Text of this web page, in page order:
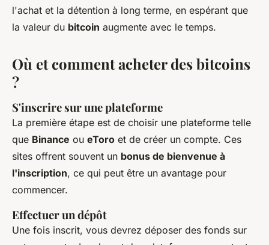
l'achat et la détention à long terme, en espérant que
la valeur du bitcoin augmente avec le temps.
Où et comment acheter des bitcoins
?
S'inscrire sur une plateforme
La première étape est de choisir une plateforme telle
que Binance ou eToro et de créer un compte. Ces
sites offrent souvent un bonus de bienvenue à
l'inscription, ce qui peut être un avantage pour
commencer.
Effectuer un dépôt
Une fois inscrit, vous devrez déposer des fonds sur